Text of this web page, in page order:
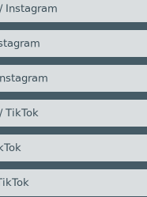
/ Instagram
TikTok